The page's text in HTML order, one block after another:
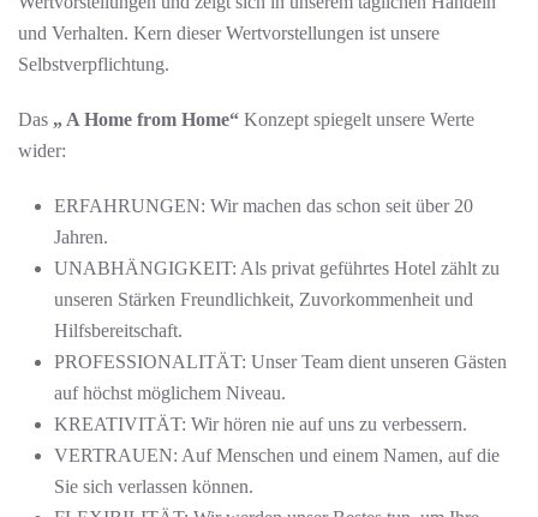
und Verhalten. Kern dieser Wertvorstellungen ist unsere
Selbstverpflichtung.
Das „ A Home from Home“ Konzept spiegelt unsere Werte
wider:
ERFAHRUNGEN: Wir machen das schon seit über 20
Jahren.
UNABHÄNGIGKEIT: Als privat geführtes Hotel zählt zu
unseren Stärken Freundlichkeit, Zuvorkommenheit und
Hilfsbereitschaft.
PROFESSIONALITÄT: Unser Team dient unseren Gästen
auf höchst möglichem Niveau.
KREATIVITÄT: Wir hören nie auf uns zu verbessern.
VERTRAUEN: Auf Menschen und einem Namen, auf die
Sie sich verlassen können.